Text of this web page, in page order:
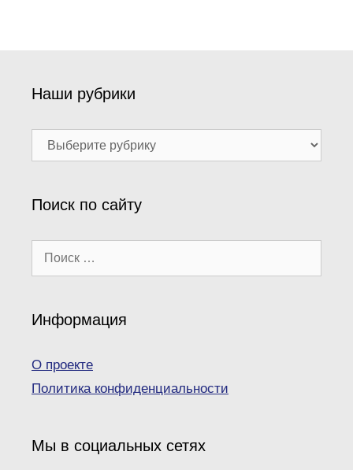
Наши рубрики
Наши
рубрики
Поиск по сайту
Поиск:
Информация
О проекте
Политика конфиденциальности
Мы в социальных сетях